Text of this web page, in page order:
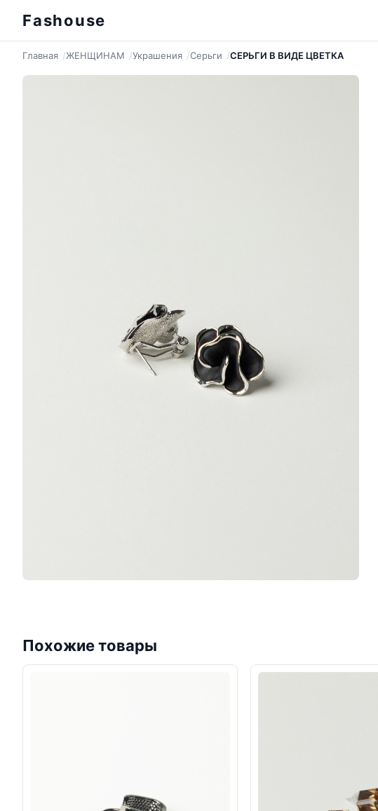
Fashouse
Главная ЖЕНЩИНАМ Украшения Серьги СЕРЬГИ В ВИДЕ ЦВЕТКА
Похожие товары